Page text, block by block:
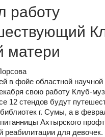
работу
матери
в фойе областной научной
свою работу Клуб-
12 стендов будут
г. Сумы, а в
Ахтырского
реабилитации для